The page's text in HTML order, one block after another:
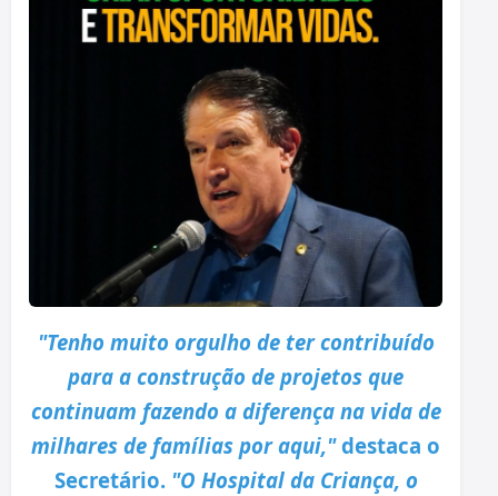
"Tenho muito orgulho de ter contribuído
para a construção de projetos que
continuam fazendo a diferença na vida de
milhares de famílias por aqui,"destaca o
Secretário. "O Hospital da Criança, o